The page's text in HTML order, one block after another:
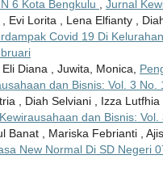
6 Kota Bengkulu , Jurnal
Evi Lorita , Lena Elfianty ,
Covid 19 Di
Diana , Juwita, Monica,
dan Bisnis: Vol. 3
, Diah Selviani , Izza Lutfhia
dan Bisnis:
Banat , Mariska Febrianti ,
New Normal Di SD Negeri